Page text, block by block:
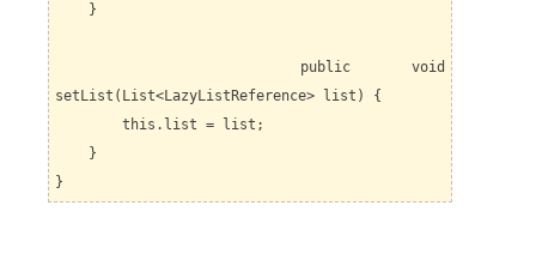
}
public void
setList(List<LazyListReference> list) {
this.list = list;
}
}